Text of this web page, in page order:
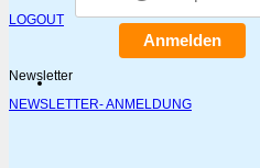
Anmelden
LOGOUT
Newsletter
NEWSLETTER- ANMELDUNG